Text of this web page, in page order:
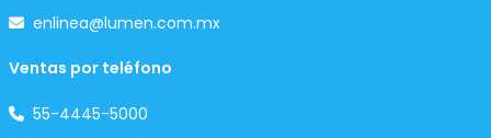
enlinea@lumen.com.mx
Ventas por teléfono
55-4445-5000